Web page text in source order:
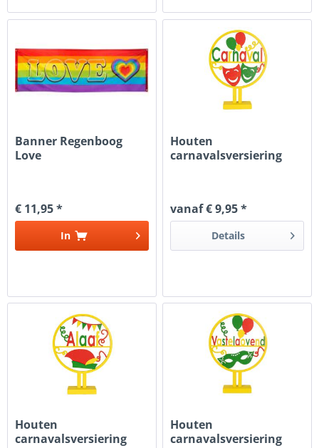
Banner Regenboog
Love
€ 11,95 *
In
Houten
carnavalsversiering
vanaf € 9,95 *
Details
Houten
carnavalsversiering
Houten
carnavalsversiering